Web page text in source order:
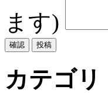
ます)
カテゴリ